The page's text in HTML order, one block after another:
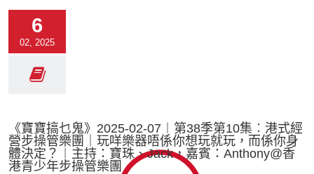
6
02, 2025
《寶寶搞乜鬼》2025-02-07︱第38季第10集︰港式經
營步操管樂團｜玩咩樂器唔係你想玩就玩，而係你身
體決定？︱主持：寶珠、Jack，嘉賓：Anthony@香
港青少年步操管樂團